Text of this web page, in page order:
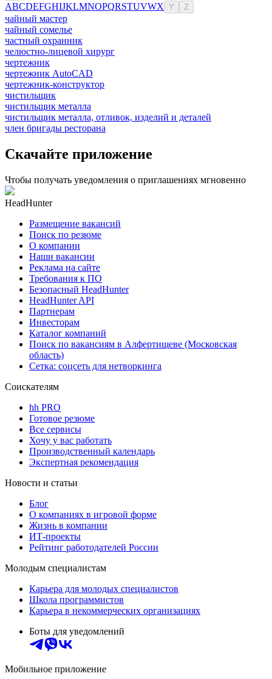
ABCDEFGHIJKLMNOPQRSTUVWX Y Z
чайный мастер
чайный сомелье
частный охранник
челюстно-лицевой хирург
чертежник
чертежник AutoCAD
чертежник-конструктор
чистильщик
чистильщик металла
чистильщик металла, отливок, изделий и деталей
член бригады ресторана
Скачайте приложение
Чтобы получать уведомления о приглашениях мгновенно
HeadHunter
Размещение вакансий
Поиск по резюме
О компании
Наши вакансии
Реклама на сайте
Требования к ПО
Безопасный HeadHunter
HeadHunter API
Партнерам
Инвесторам
Каталог компаний
Поиск по вакансиям в Алфертищеве (Московская
область)
Сетка: соцсеть для нетворкинга
Соискателям
hh PRO
Готовое резюме
Все сервисы
Хочу у вас работать
Производственный календарь
Экспертная рекомендация
Новости и статьи
Блог
О компаниях в игровой форме
Жизнь в компании
ИТ-проекты
Рейтинг работодателей России
Молодым специалистам
Карьера для молодых специалистов
Школа программистов
Карьера в некоммерческих организациях
Боты для уведомлений
Мобильное приложение